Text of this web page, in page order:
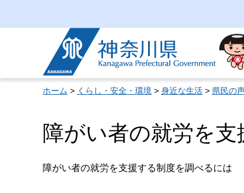
神奈川県
ホーム > くらし・安全・環境 > 身近な生活 > 県民の
障がい者の就労を
障がい者の就労を支援する制度を調べるには